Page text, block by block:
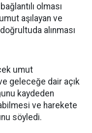
olması
aşılayan ve
alınması
umut
geleceğe dair açık
kaydeden
ve harekete
söyledi.